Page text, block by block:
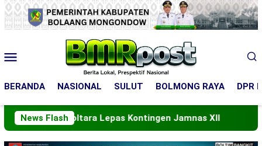
Loncat
ke
konten
Mobile
BERANDA NASIONAL SULUT BOLMONG RAYA DPR
News Flash
Boltara Lepas Kontingen Jamnas XII PT ASA